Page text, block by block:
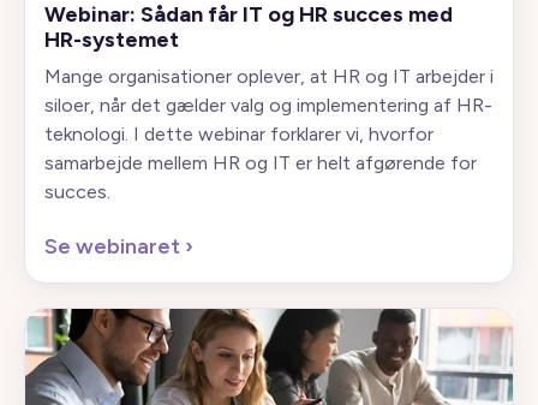
Webinar: Sådan får IT og HR succes med
HR-systemet
Mange organisationer oplever, at HR og IT arbejder i
siloer, når det gælder valg og implementering af HR-
teknologi. I dette webinar forklarer vi, hvorfor
samarbejde mellem HR og IT er helt afgørende for
succes.
Se webinaret ›